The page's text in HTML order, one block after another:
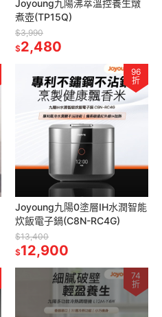
Joyoung九陽沸萃溫控養生燉
煮壺(TP15Q)
$3,990
$2,480
96
折
Joyoung九陽0塗層IH水潤智能
炊飯電子鍋(C8N-RC4G)
$13,400
$12,900
74
折